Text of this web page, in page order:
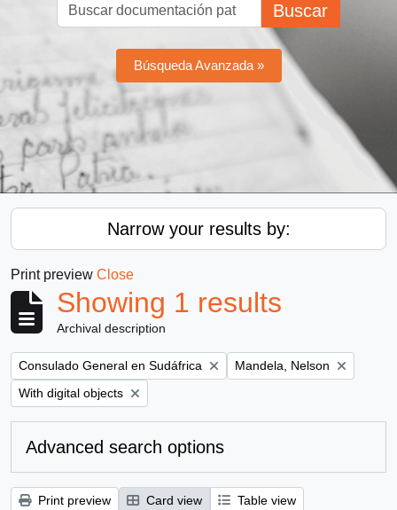
Buscar
Búsqueda Avanzada »
Narrow your results by:
Print preview Close
Showing 1 results
Archival description
Remove filter:
Consulado General en Sudáfrica Remove filter:
Mandela, Nelson
Remove filter:
With digital objects
Advanced search options
Print preview Card view
Table view